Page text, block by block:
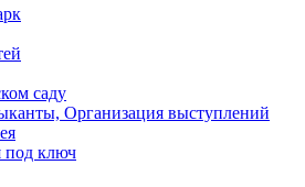
саду
Организация выступлений
под ключ